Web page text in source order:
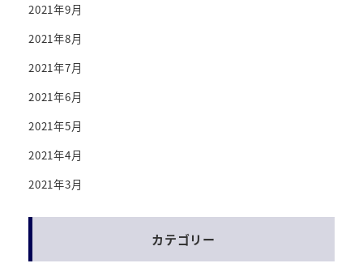
2021年9月
2021年8月
2021年7月
2021年6月
2021年5月
2021年4月
2021年3月
カテゴリー